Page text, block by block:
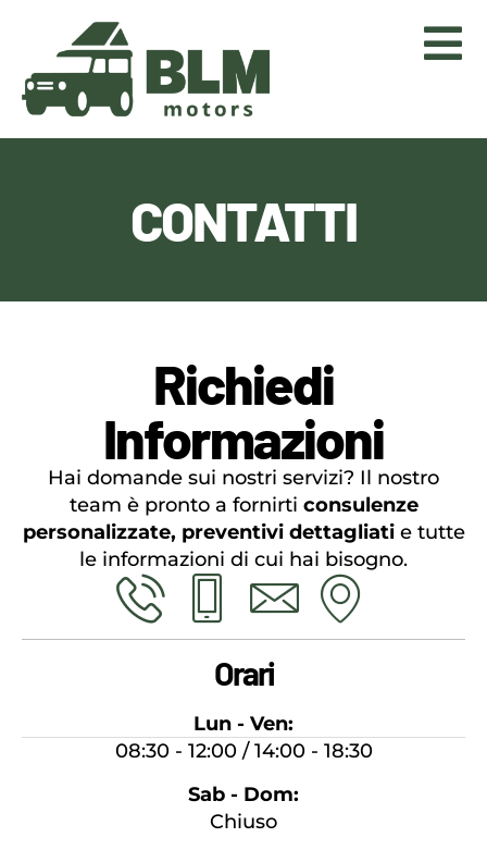
CONTATTI
Richiedi
Informazioni
Hai domande sui nostri servizi? Il nostro
team è pronto a fornirti consulenze
personalizzate, preventivi dettagliatie tutte
le informazioni di cui hai bisogno.
Orari
Lun - Ven:
08:30 - 12:00 / 14:00 - 18:30
Sab - Dom:
Chiuso